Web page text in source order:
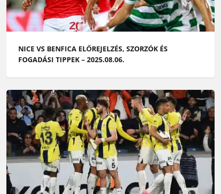
NICE VS BENFICA ELŐREJELZÉS, SZORZÓK ÉS
FOGADÁSI TIPPEK – 2025.08.06.